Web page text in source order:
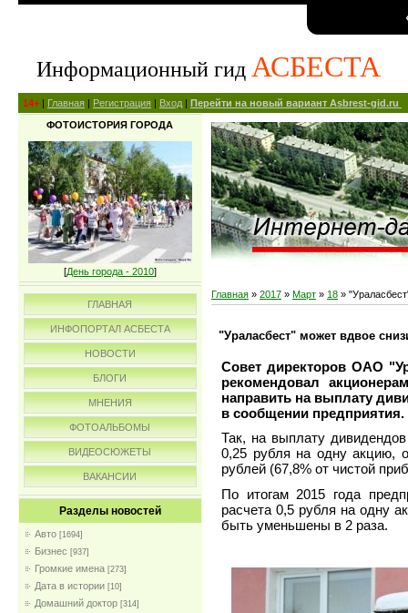
Информационный гид АСБЕСТА
14+ | Главная | Регистрация | Вход | Перейти на новый вариант Asbrest-gid.ru
ФОТОИСТОРИЯ ГОРОДА
[День города - 2010]
ГЛАВНАЯ
ИНФОПОРТАЛ АСБЕСТА
НОВОСТИ
БЛОГИ
МНЕНИЯ
ФОТОАЛЬБОМЫ
ВИДЕОСЮЖЕТЫ
ВАКАНСИИ
Разделы новостей
Авто [1694]
Бизнес [937]
Громкие имена [273]
Дата в истории [10]
Домашний доктор [314]
Главная » 2017 » Март » 18 »
"Ураласбест" может вдвое
Совет директоров ОАО
рекомендовал
направить на выплату
в сообщении предприятия.
Так, на выплату
0,25 рубля на одну акцию,
рублей (67,8% от чистой
По итогам 2015 года
расчета 0,5 рубля на одну
быть уменьшены в 2 раза.